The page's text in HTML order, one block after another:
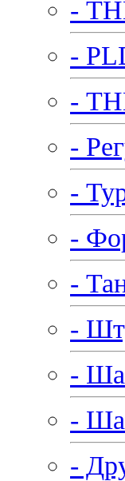
-
-
-
-
-
-
-
-
-
-
-